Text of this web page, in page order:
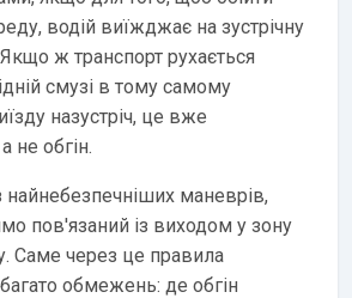
водій виїжджає на зустрічну
ж транспорт рухається
смузі в тому самому
назустріч, це вже
не обгін.
найнебезпечніших маневрів,
пов'язаний із виходом у зону
Саме через це правила
обмежень: де обгін